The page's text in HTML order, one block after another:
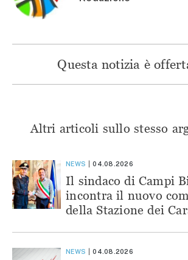
Questa notizia è
Altri articoli sullo stesso
NEWS 04.08.2026
Il sindaco di Campi
incontra il nuovo
della Stazione dei
NEWS 04.08.2026